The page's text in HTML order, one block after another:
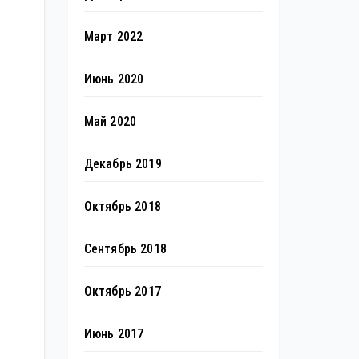
Март 2022
Июнь 2020
Май 2020
Декабрь 2019
Октябрь 2018
Сентябрь 2018
Октябрь 2017
Июнь 2017